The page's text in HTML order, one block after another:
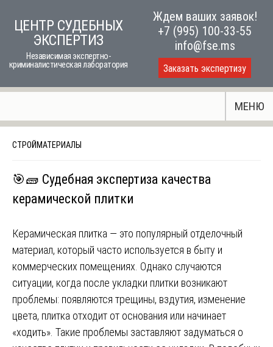
ЦЕНТР СУДЕБНЫХ
ЭКСПЕРТИЗ
Независимая экспертно-
криминалистическая лаборатория
Ждем ваших заявок!
+7 (995) 100-33-55
info@fse.ms
Заказать экспертизу
МЕНЮ
СТРОЙМАТЕРИАЛЫ
🎯🧱 Судебная экспертиза качества
керамической плитки
Керамическая плитка — это популярный отделочный
материал, который часто используется в быту и
коммерческих помещениях. Однако случаются
ситуации, когда после укладки плитки возникают
проблемы: появляются трещины, вздутия, изменение
цвета, плитка отходит от основания или начинает
«ходить». Такие проблемы заставляют задуматься о